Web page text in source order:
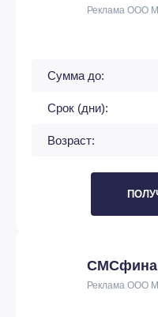
Реклама ООО
Сумма до:
Срок (дни):
Возраст:
Реклама ООО